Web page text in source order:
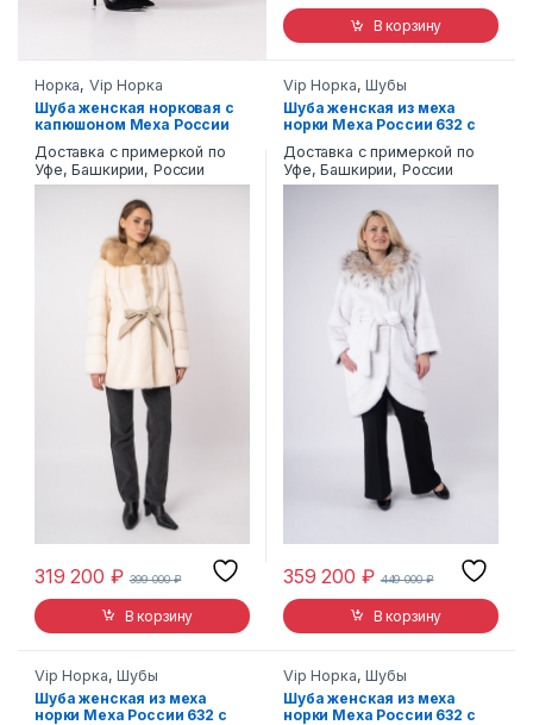
В корзину
Норка,Vip Норка
Шуба женская норковая с
капюшоном Меха России
Доставка с примеркой по
Уфе, Башкирии, России
319 200 ₽ 399 000₽
В корзину
Vip Норка,Шубы
Шуба женская из меха
норки Меха России 632 с
Доставка с примеркой по
Уфе, Башкирии, России
359 200 ₽ 449 000₽
В корзину
Vip Норка,Шубы
Шуба женская из меха
норки Меха России 632 с
Vip Норка,Шубы
Шуба женская из меха
норки Меха России 632 с